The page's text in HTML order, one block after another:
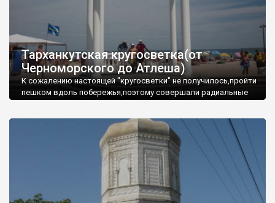
Тарханкутская кругосветка(от
Черноморского до Атлеша)
К сожалению настоящей "кругосветки" не получилось,пройти
пешком вдоль побережья,поэтому совершали радиальные